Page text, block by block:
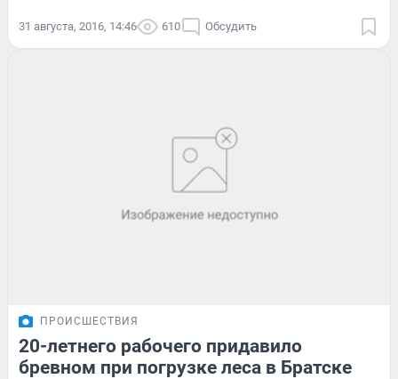
31 августа, 2016, 14:46 610 Обсудить
ПРОИСШЕСТВИЯ
20-летнего рабочего придавило
бревном при погрузке леса в Братске